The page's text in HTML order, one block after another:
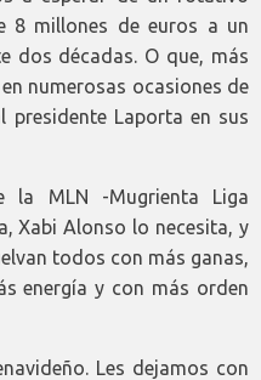
8 millones de euros a un
dos décadas. O que, más
numerosas ocasiones de
presidente Laporta en sus
la MLN -Mugrienta Liga
Xabi Alonso lo necesita, y
todos con más ganas,
energía y con más orden
Les dejamos con